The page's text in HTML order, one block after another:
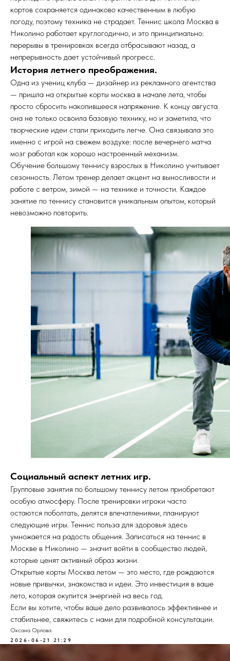
кортов сохраняется одинаково качественным в любую
погоду, поэтому техника не страдает. Теннис школа Москва в
Николино работает круглогодично, и это принципиально:
перерывы в тренировках всегда отбрасывают назад, а
непрерывность дает устойчивый прогресс.
История летнего преображения.
Одна из учениц клуба — дизайнер из рекламного агентства
— пришла на открытые корты москва в начале лета, чтобы
просто сбросить накопившееся напряжение. К концу августа
она не только освоила базовую технику, но и заметила, что
творческие идеи стали приходить легче. Она связывала это
именно с игрой на свежем воздухе: после вечернего матча
мозг работал как хорошо настроенный механизм.
Обучение большому теннису взрослых в Николино учитывает
сезонность. Летом тренер делает акцент на выносливости и
работе с ветром, зимой — на технике и точности. Каждое
занятие по теннису становится уникальным опытом, который
невозможно повторить.
Социальный аспект летних игр.
Групповые занятия по большому теннису летом приобретают
особую атмосферу. После тренировки игроки часто
остаются поболтать, делятся впечатлениями, планируют
следующие игры. Теннис польза для здоровья здесь
умножается на радость общения. Записаться на теннис в
Москве в Николино — значит войти в сообщество людей,
которые ценят активный образ жизни.
Открытые корты Москва летом — это место, где рождаются
новые привычки, знакомства и идеи. Это инвестиция в ваше
лето, которая окупится энергией на весь год.
Если вы хотите, чтобы ваше дело развивалось эффективнее и
стабильнее, свяжитесь с нами для подробной консультации.
Оксана Орлова
2026-06-21 21:29